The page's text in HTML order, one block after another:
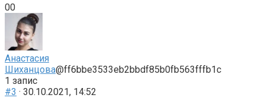
Голосуйте
палець
донизу.
0Голосуйте
палець
доверху.
0
Анастасия
Шиханцова@ff6bbe3533eb2bbdf85b0fb563fffb1c
1 запис
#3 · 30.10.2021, 14:52